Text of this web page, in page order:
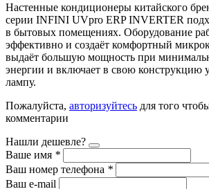
Настенные кондиционеры китайского
серии INFINI UVpro ERP INVERTER
в бытовых помещениях. Оборудование
эффективно и создаёт комфортный
выдаёт большую мощность при
энергии и включает в свою конструкцию
лампу.
Пожалуйста, авторизуйтесь для того
комментарии
Нашли дешевле?
Ваше имя *
Ваш номер телефона *
Ваш e-mail